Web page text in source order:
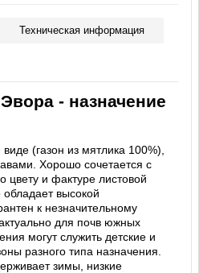
Техническая информация
- назначение
(газон из мятлика 100%),
Хорошо сочетается с
цвету и фактуре листовой
обладает высокой
к незначительному
для почв южных
могут служить детские и
разного типа назначения.
зимы, низкие